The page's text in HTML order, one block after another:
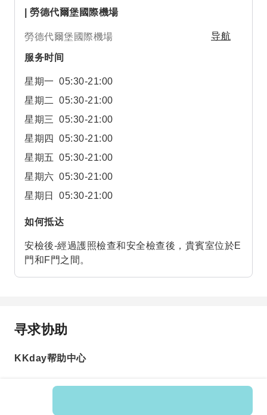
| 勞德代爾堡國際機場
勞德代爾堡國際機場 导航
服务时间
星期一 05:30-21:00
星期二
05:30-21:00
星期三 05:30-21:00
星期四
05:30-21:00
星期五 05:30-21:00
星期六 05:30-21:00
星期日
05:30-21:00
如何抵达
安檢後-經過護照檢查和安全檢查後，貴賓室位於E
門和F門之間。
寻求协助
KKday帮助中心